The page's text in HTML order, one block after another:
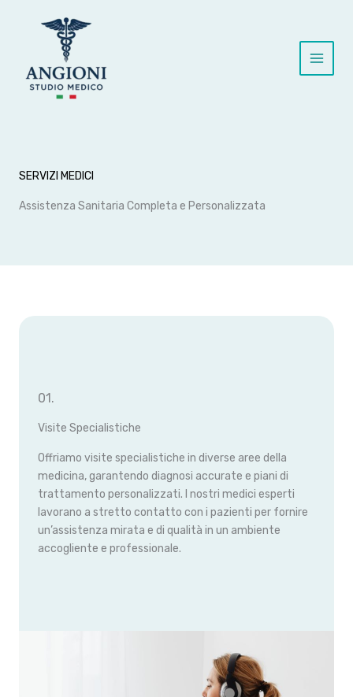
Main
SERVIZI MEDICI
Assistenza Sanitaria Completa e Personalizzata
01.
Visite Specialistiche
Offriamo visite specialistiche in diverse aree della
medicina, garantendo diagnosi accurate e piani di
trattamento personalizzati. I nostri medici esperti
lavorano a stretto contatto con i pazienti per fornire
un’assistenza mirata e di qualità in un ambiente
accogliente e professionale.